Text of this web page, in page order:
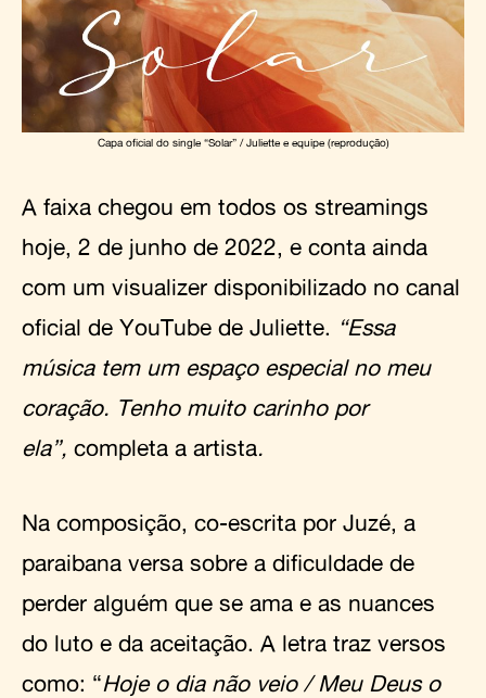
Capa oficial do single “Solar” / Juliette e equipe (reprodução)
A faixa chegou em todos os streamings
hoje, 2 de junho de 2022, e conta ainda
com um visualizer disponibilizado no canal
oficial de YouTube de Juliette. “Essa
música tem um espaço especial no meu
coração. Tenho muito carinho por
ela”, completa a artista.
Na composição, co-escrita por Juzé, a
paraibana versa sobre a dificuldade de
perder alguém que se ama e as nuances
do luto e da aceitação. A letra traz versos
como: “Hoje o dia não veio / Meu Deus o